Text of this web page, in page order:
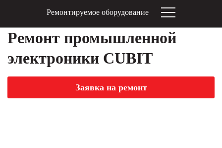
Ремонтируемое оборудование
Ремонт промышленной
электроники CUBIT
Заявка на ремонт